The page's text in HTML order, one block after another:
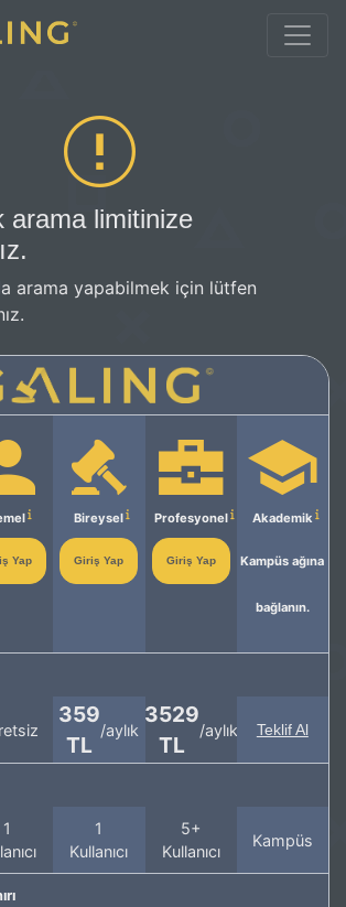
arama limitinize
arama yapabilmek için lütfen
Yap
Bireysel
Giriş Yap
Profesyonel
Giriş Yap
Akademik
Kampüs ağına
bağlanın.
359
TL
/aylık
3529
TL
/aylık Teklif Al
1
1
Kullanıcı
5+
Kullanıcı
Kampüs